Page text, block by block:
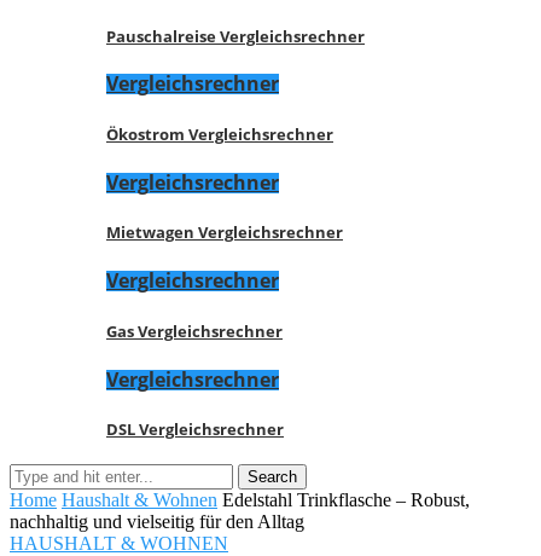
Pauschalreise Vergleichsrechner
Vergleichsrechner
Ökostrom Vergleichsrechner
Vergleichsrechner
Mietwagen Vergleichsrechner
Vergleichsrechner
Gas Vergleichsrechner
Vergleichsrechner
DSL Vergleichsrechner
Home Haushalt & Wohnen Edelstahl Trinkflasche – Robust,
nachhaltig und vielseitig für den Alltag
HAUSHALT & WOHNEN